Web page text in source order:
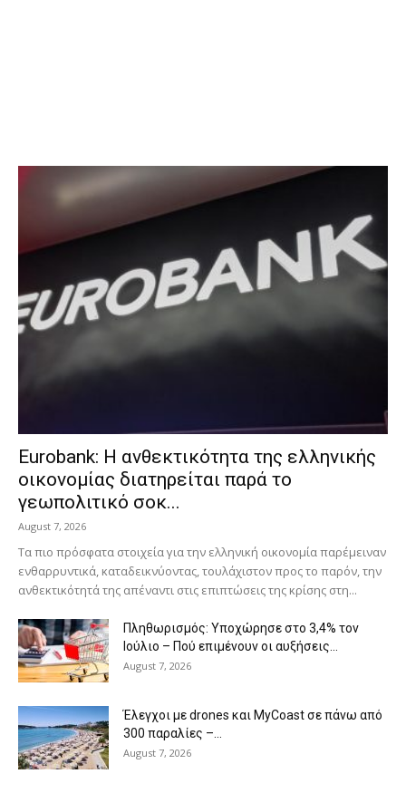
Eurobank: Η ανθεκτικότητα της ελληνικής
οικονομίας διατηρείται παρά το
γεωπολιτικό σοκ...
August 7, 2026
Τα πιο πρόσφατα στοιχεία για την ελληνική οικονομία παρέμειναν
ενθαρρυντικά, καταδεικνύοντας, τουλάχιστον προς το παρόν, την
ανθεκτικότητά της απέναντι στις επιπτώσεις της κρίσης στη...
Πληθωρισμός: Υποχώρησε στο 3,4% τον
Ιούλιο – Πού επιμένουν οι αυξήσεις...
August 7, 2026
Έλεγχοι με drones και MyCoast σε πάνω από
300 παραλίες –...
August 7, 2026